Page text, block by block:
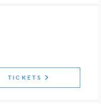
TICKETS